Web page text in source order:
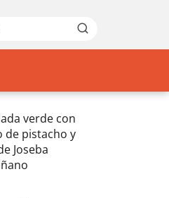
verde con
de pistacho y
Joseba